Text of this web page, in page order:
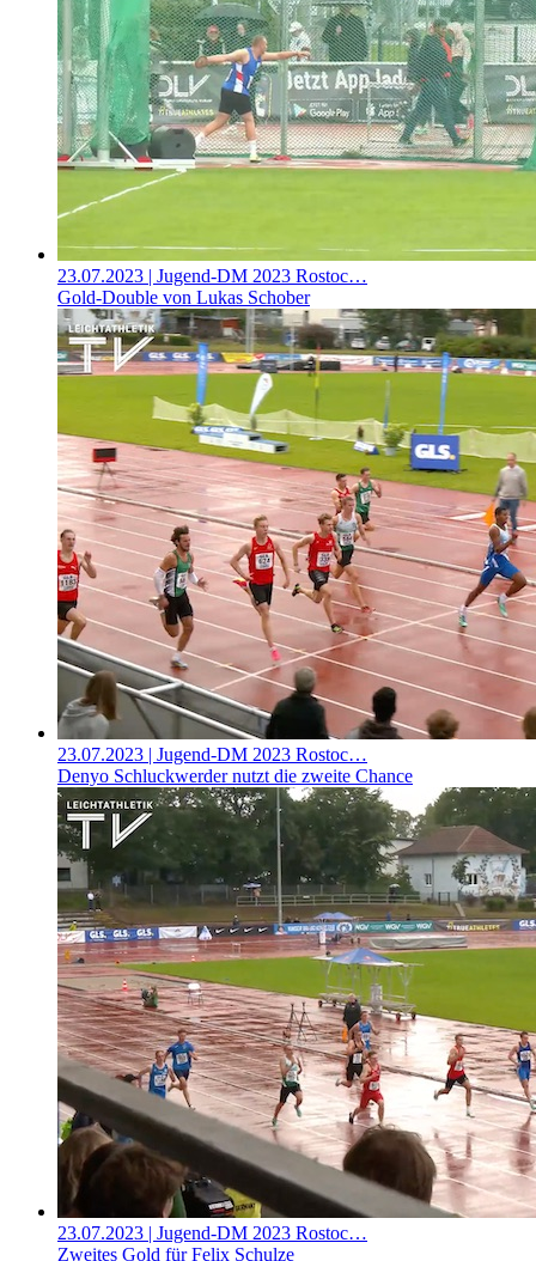
23.07.2023 | Jugend-DM 2023 Rostoc…
Gold-Double von Lukas Schober
23.07.2023 | Jugend-DM 2023 Rostoc…
Denyo Schluckwerder nutzt die zweite Chance
23.07.2023 | Jugend-DM 2023 Rostoc…
Zweites Gold für Felix Schulze